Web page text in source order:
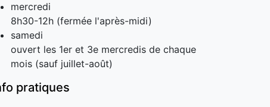
mercredi
8h30-12h (fermée l'après-midi)
samedi
ouvert les 1er et 3e mercredis de chaque
mois (sauf juillet-août)
pratiques